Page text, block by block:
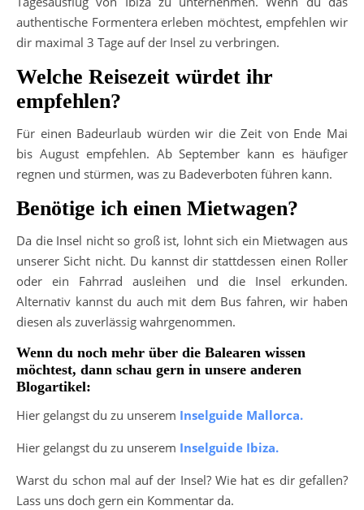
authentische Formentera erleben möchtest, empfehlen wir
dir maximal 3 Tage auf der Insel zu verbringen.
Welche Reisezeit würdet ihr
empfehlen?
Für einen Badeurlaub würden wir die Zeit von Ende Mai
bis August empfehlen. Ab September kann es häufiger
regnen und stürmen, was zu Badeverboten führen kann.
Benötige ich einen Mietwagen?
Da die Insel nicht so groß ist, lohnt sich ein Mietwagen aus
unserer Sicht nicht. Du kannst dir stattdessen einen Roller
oder ein Fahrrad ausleihen und die Insel erkunden.
Alternativ kannst du auch mit dem Bus fahren, wir haben
diesen als zuverlässig wahrgenommen.
Wenn du noch mehr über die Balearen wissen
möchtest, dann schau gern in unsere anderen
Blogartikel:
Hier gelangst du zu unserem Inselguide Mallorca.
Hier gelangst du zu unserem Inselguide Ibiza.
Warst du schon mal auf der Insel? Wie hat es dir gefallen?
Lass uns doch gern ein Kommentar da.